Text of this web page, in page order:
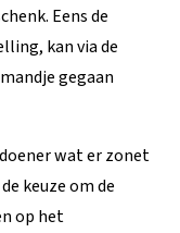
Eens de
kan via de
gegaan
wat er zonet
keuze om de
op het